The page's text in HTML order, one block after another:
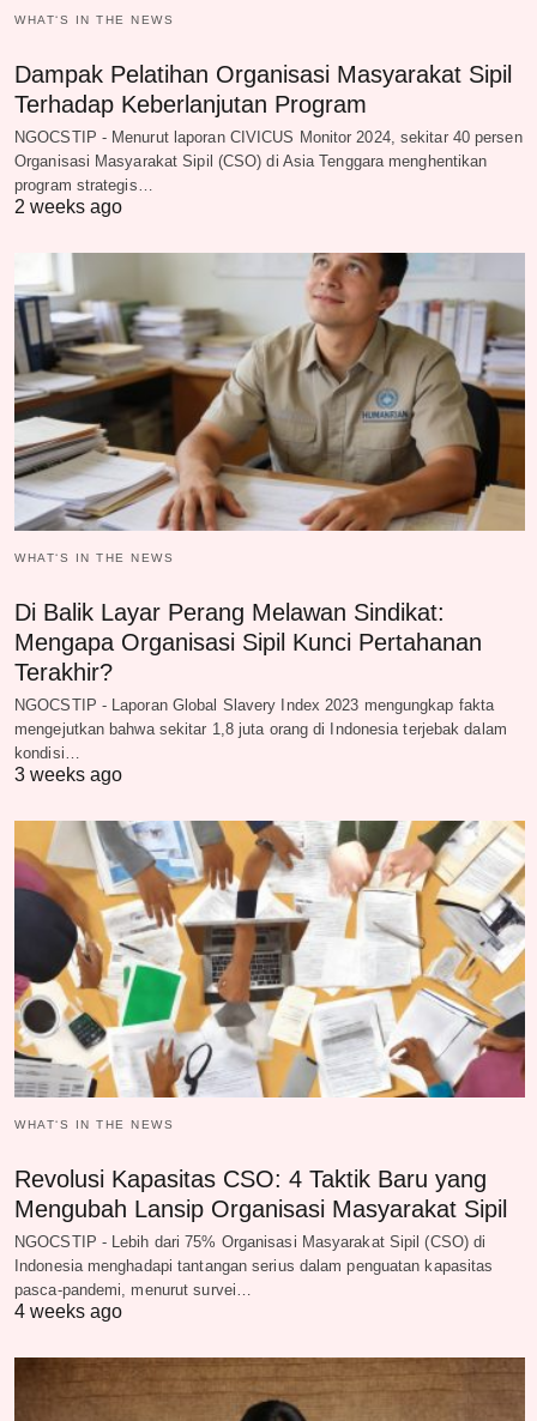
WHAT‘S IN THE NEWS
Dampak Pelatihan Organisasi Masyarakat Sipil
Terhadap Keberlanjutan Program
NGOCSTIP - Menurut laporan CIVICUS Monitor 2024, sekitar 40 persen
Organisasi Masyarakat Sipil (CSO) di Asia Tenggara menghentikan
program strategis…
2 weeks ago
WHAT‘S IN THE NEWS
Di Balik Layar Perang Melawan Sindikat:
Mengapa Organisasi Sipil Kunci Pertahanan
Terakhir?
NGOCSTIP - Laporan Global Slavery Index 2023 mengungkap fakta
mengejutkan bahwa sekitar 1,8 juta orang di Indonesia terjebak dalam
kondisi…
3 weeks ago
WHAT‘S IN THE NEWS
Revolusi Kapasitas CSO: 4 Taktik Baru yang
Mengubah Lansip Organisasi Masyarakat Sipil
NGOCSTIP - Lebih dari 75% Organisasi Masyarakat Sipil (CSO) di
Indonesia menghadapi tantangan serius dalam penguatan kapasitas
pasca-pandemi, menurut survei…
4 weeks ago